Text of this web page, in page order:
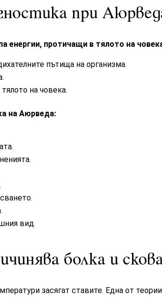
при
енергии, протичащи в тялото на
пътищана организма.
на човека.
на Аюрведа:
.
.
.
вид.
болка и
засягат ставите. Една от